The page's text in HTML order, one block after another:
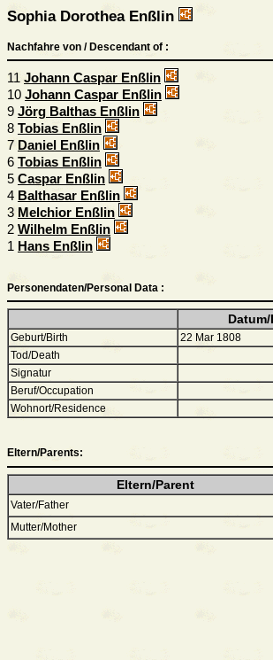
Sophia Dorothea Enßlin
Nachfahre von / Descendant of :
11 Johann Caspar Enßlin
10 Johann Caspar Enßlin
9 Jörg Balthas Enßlin
8 Tobias Enßlin
7 Daniel Enßlin
6 Tobias Enßlin
5 Caspar Enßlin
4 Balthasar Enßlin
3 Melchior Enßlin
2 Wilhelm Enßlin
1 Hans Enßlin
Personendaten/Personal Data :
Datum/
Geburt/Birth 22 Mar 1808
Tod/Death
Signatur
Beruf/Occupation
Wohnort/Residence
Eltern/Parents:
Eltern/Parent
Vater/Father
Mutter/Mother